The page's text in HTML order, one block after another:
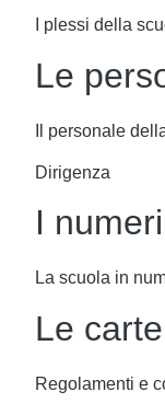
I plessi della
Le
Il personale
Dirigenza
I
La scuola in
Le
Regolamenti e